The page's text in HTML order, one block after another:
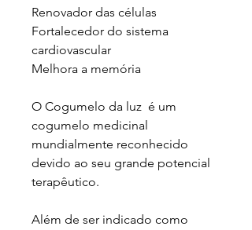
Renovador das células
Fortalecedor do sistema
cardiovascular
Melhora a memória
O Cogumelo da luz é um
cogumelo medicinal
mundialmente reconhecido
devido ao seu grande potencial
terapêutico.
Além de ser indicado como